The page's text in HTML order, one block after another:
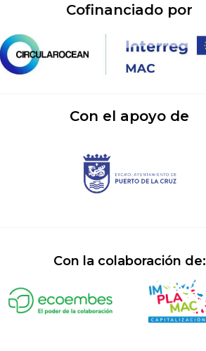
Cofinanciado por
Con el apoyo de
Con la colaboración de: